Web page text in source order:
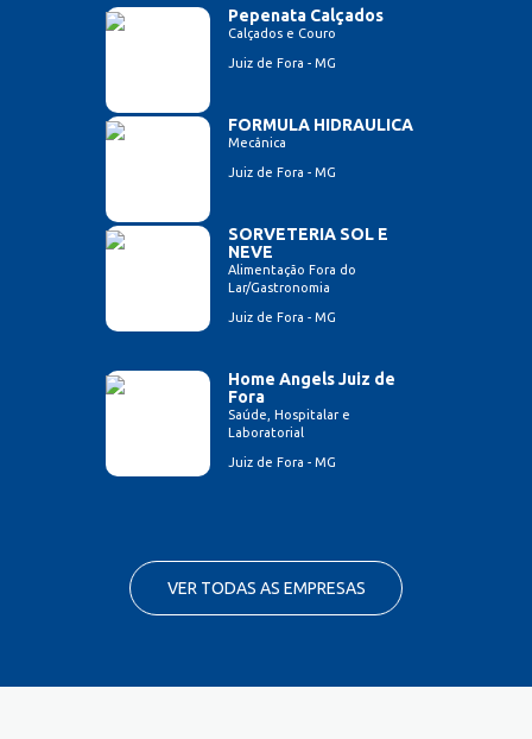
Pepenata Calçados
Calçados e Couro
Juiz de Fora - MG
FORMULA HIDRAULICA
Mecânica
Juiz de Fora - MG
SORVETERIA SOL E
NEVE
Alimentação Fora do
Lar/Gastronomia
Juiz de Fora - MG
Home Angels Juiz de
Fora
Saúde, Hospitalar e
Laboratorial
Juiz de Fora - MG
VER TODAS AS EMPRESAS